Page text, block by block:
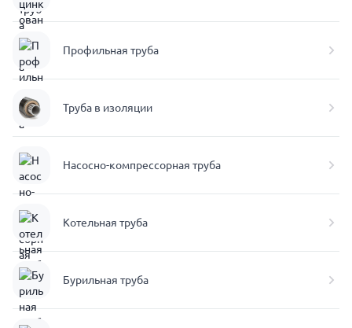
Профильная труба
Труба в изоляции
Насосно-компрессорная труба
Котельная труба
Бурильная труба